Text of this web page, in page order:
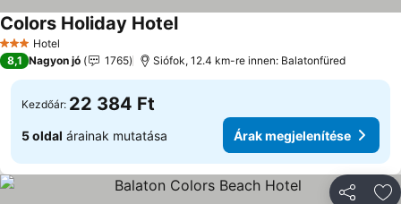
3 Kategória
Hotel
Colors Holiday HotelÁrak megjelenítése
8,1 Nagyon jó 1765 Siófok, 12.4 km-re innen: Balatonfüred
Kezdőár: 22 384 Ft
5 oldal árainak mutatása Árak megjelenítése